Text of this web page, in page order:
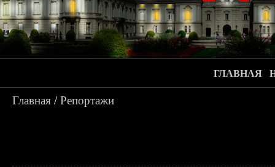
ГЛАВНАЯ
Главная /Репортажи